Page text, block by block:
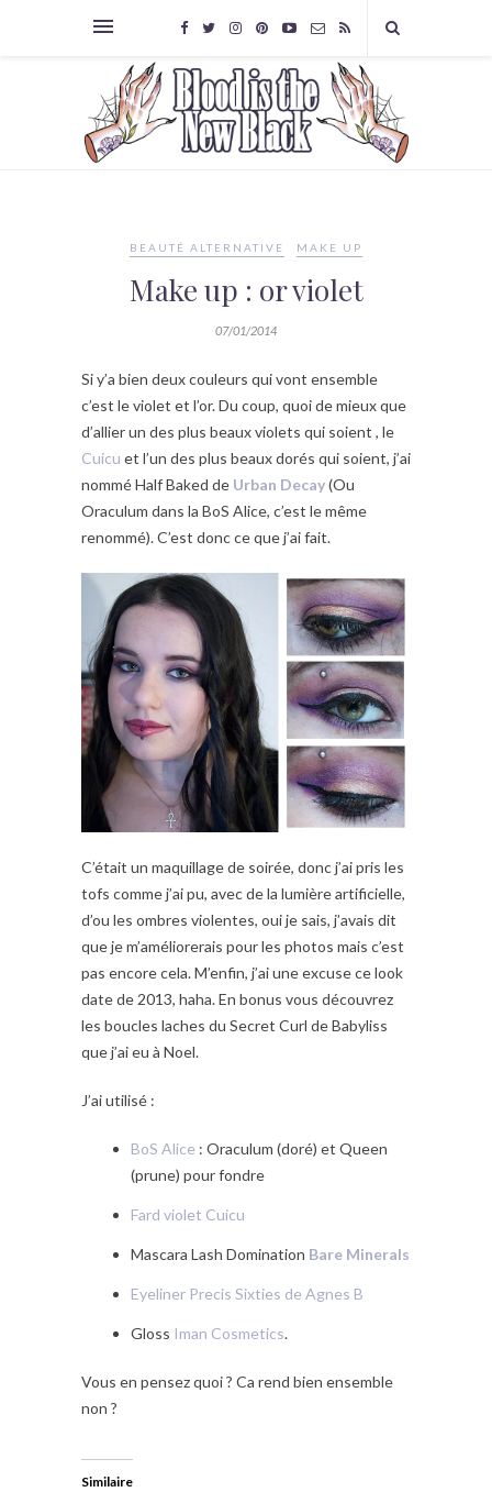
BEAUTÉ ALTERNATIVE MAKE UP
Make up : or violet
07/01/2014
Si y’a bien deux couleurs qui vont ensemble
c’est le violet et l’or. Du coup, quoi de mieux que
d’allier un des plus beaux violets qui soient , le
Cuicu et l’un des plus beaux dorés qui soient, j’ai
nommé Half Baked de Urban Decay(Ou
Oraculum dans la BoS Alice, c’est le même
renommé). C’est donc ce que j’ai fait.
C’était un maquillage de soirée, donc j’ai pris les
tofs comme j’ai pu, avec de la lumière artificielle,
d’ou les ombres violentes, oui je sais, j’avais dit
que je m’améliorerais pour les photos mais c’est
pas encore cela. M’enfin, j’ai une excuse ce look
date de 2013, haha. En bonus vous découvrez
les boucles laches du Secret Curl de Babyliss
que j’ai eu à Noel.
J’ai utilisé :
BoS Alice : Oraculum (doré) et Queen
(prune) pour fondre
Fard violet Cuicu
Mascara Lash Domination Bare Minerals
Eyeliner Precis Sixties de Agnes B
Gloss Iman Cosmetics.
Vous en pensez quoi ? Ca rend bien ensemble
non ?
Similaire